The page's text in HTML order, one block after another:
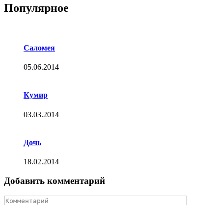
Популярное
Саломея
05.06.2014
Кумир
03.03.2014
Дочь
18.02.2014
Добавить комментарий